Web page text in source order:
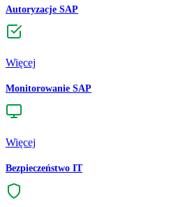
Autoryzacje SAP
Więcej
Monitorowanie SAP
Więcej
Bezpieczeństwo IT